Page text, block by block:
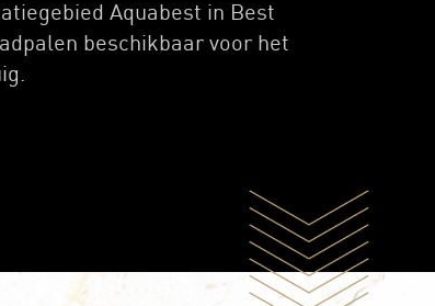
Aquabest in Best
beschikbaar voor het